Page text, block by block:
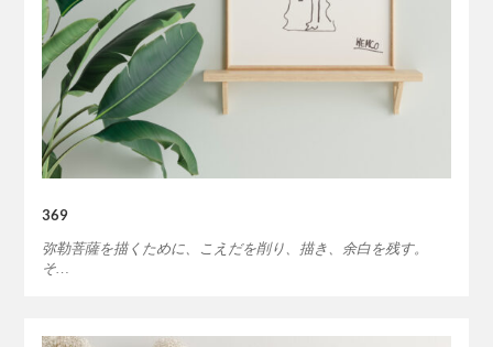
369
弥勒菩薩を描くために、こえだを削り、描き、余白を残す。
そ…